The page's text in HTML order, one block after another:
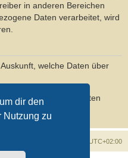
dir den
Nutzung zu
in anderen Bereichen
Daten verarbeitet, wird
welche Daten über
Sperrung deiner Daten
Betreiber.
UTC+02:00